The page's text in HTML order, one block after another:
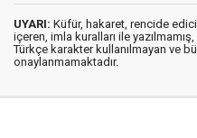
UYARI: Küfür, hakaret, rencide
içeren, imla kuralları ile yazılmamış,
Türkçe karakter kullanılmayan ve
onaylanmamaktadır.